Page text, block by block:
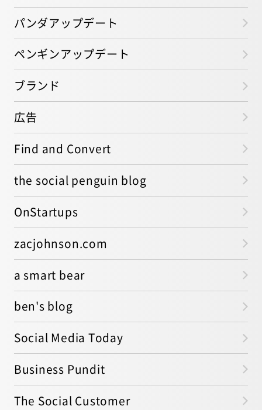
パンダアップデート
ペンギンアップデート
ブランド
広告
Find and Convert
the social penguin blog
OnStartups
zacjohnson.com
a smart bear
ben's blog
Social Media Today
Business Pundit
The Social Customer